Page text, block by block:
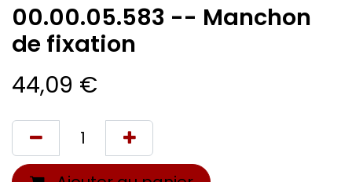
00.00.05.583 -- Manchon
de fixation
44,09 €